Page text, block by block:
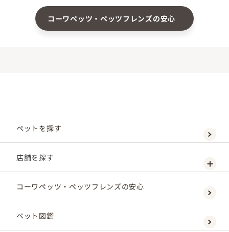
コーワペッツ・ペッツフレンズの安心
ペットを探す
店舗を探す
コーワペッツ・ペッツフレンズの安心
ペット図鑑